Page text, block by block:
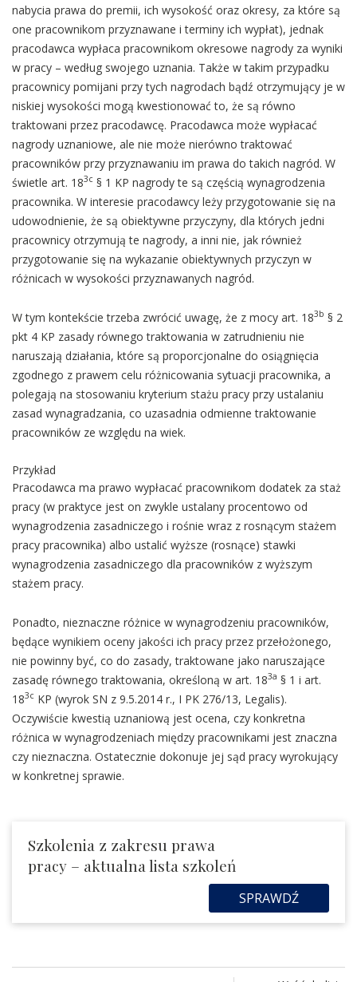
nabycia prawa do premii, ich wysokość oraz okresy, za które są
one pracownikom przyznawane i terminy ich wypłat), jednak
pracodawca wypłaca pracownikom okresowe nagrody za wyniki
w pracy – według swojego uznania. Także w takim przypadku
pracownicy pomijani przy tych nagrodach bądź otrzymujący je w
niskiej wysokości mogą kwestionować to, że są równo
traktowani przez pracodawcę. Pracodawca może wypłacać
nagrody uznaniowe, ale nie może nierówno traktować
pracowników przy przyznawaniu im prawa do takich nagród. W
świetle art. 183c § 1 KP nagrody te są częścią wynagrodzenia
pracownika. W interesie pracodawcy leży przygotowanie się na
udowodnienie, że są obiektywne przyczyny, dla których jedni
pracownicy otrzymują te nagrody, a inni nie, jak również
przygotowanie się na wykazanie obiektywnych przyczyn w
różnicach w wysokości przyznawanych nagród.
W tym kontekście trzeba zwrócić uwagę, że z mocy art. 183b § 2
pkt 4 KP zasady równego traktowania w zatrudnieniu nie
naruszają działania, które są proporcjonalne do osiągnięcia
zgodnego z prawem celu różnicowania sytuacji pracownika, a
polegają na stosowaniu kryterium stażu pracy przy ustalaniu
zasad wynagradzania, co uzasadnia odmienne traktowanie
pracowników ze względu na wiek.
Przykład
Pracodawca ma prawo wypłacać pracownikom dodatek za staż
pracy (w praktyce jest on zwykle ustalany procentowo od
wynagrodzenia zasadniczego i rośnie wraz z rosnącym stażem
pracy pracownika) albo ustalić wyższe (rosnące) stawki
wynagrodzenia zasadniczego dla pracowników z wyższym
stażem pracy.
Ponadto, nieznaczne różnice w wynagrodzeniu pracowników,
będące wynikiem oceny jakości ich pracy przez przełożonego,
nie powinny być, co do zasady, traktowane jako naruszające
zasadę równego traktowania, określoną w art. 183a § 1 i art.
183c KP (wyrok SN z 9.5.2014 r., I PK 276/13, Legalis).
Oczywiście kwestią uznaniową jest ocena, czy konkretna
różnica w wynagrodzeniach między pracownikami jest znaczna
czy nieznaczna. Ostatecznie dokonuje jej sąd pracy wyrokujący
w konkretnej sprawie.
Szkolenia z zakresu prawa
pracy – aktualna lista szkoleń
SPRAWDŹ